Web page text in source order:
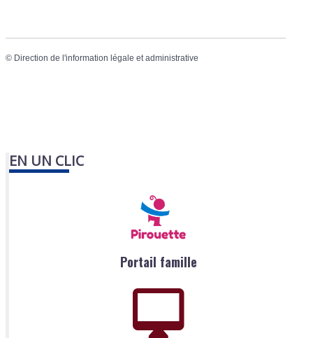
© Direction de l'information légale et administrative
EN UN CLIC
Portail famille